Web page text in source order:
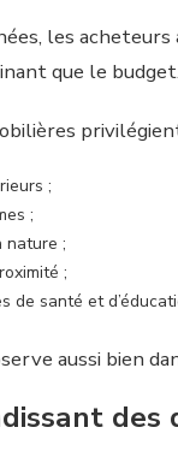
les
que le budget.
;
;
nature ;
;
de santé et
aussi bien